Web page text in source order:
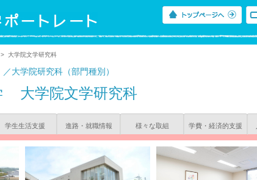
> 大学院文学研究科
大学院研究科（部門種別）
大学院文学研究科
学生生活支援 進路・就職情報 様々な取組 学費・経済的支援